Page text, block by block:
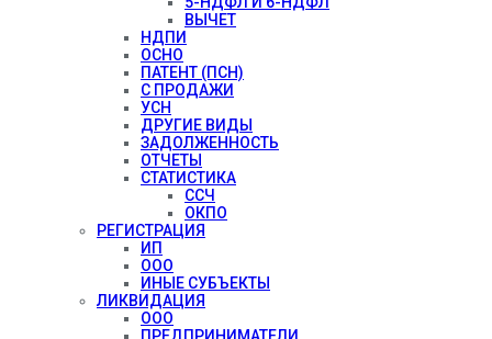
ВЫЧЕТ
НДПИ
ОСНО
ПАТЕНТ (ПСН)
С ПРОДАЖИ
УСН
ДРУГИЕ ВИДЫ
ЗАДОЛЖЕННОСТЬ
ОТЧЕТЫ
СТАТИСТИКА
ССЧ
ОКПО
РЕГИСТРАЦИЯ
ИП
ООО
ИНЫЕ СУБЪЕКТЫ
ЛИКВИДАЦИЯ
ООО